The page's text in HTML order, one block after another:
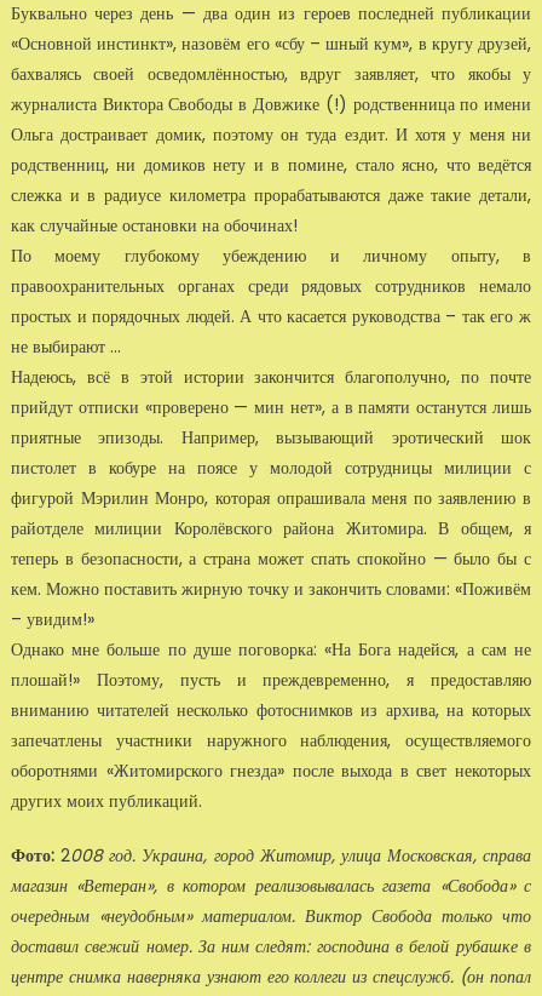
Буквально через день — два один из героев последней публикации
«Основной инстинкт», назовём его «сбу – шный кум», в кругу друзей,
бахвалясь своей осве­домлённостью, вдруг заявляет, что якобы у
журналиста Виктора Свободы в Довжике (!) родственница по имени
Ольга достраивает домик, поэтому он туда ездит. И хотя у меня ни
родственниц, ни домиков нету и в помине, стало ясно, что ведётся
слежка и в радиусе ки­лометра прорабатываются даже такие детали,
как случайные остановки на обочинах!
По моему глубокому убеждению и личному опыту, в
правоохранительных органах среди ря­довых сотрудников немало
простых и порядочных людей. А что касается руководства – так его ж
не выбирают …
Надеюсь, всё в этой истории закончится благополучно, по почте
прийдут отписки «провере­но — мин нет», а в памяти останутся лишь
приятные эпизоды. Например, вызывающий эро­тический шок
пистолет в кобуре на поясе у молодой сотрудницы милиции с
фигурой Мэ­рилин Монро, которая опрашивала меня по заявлению в
райотделе милиции Королёвского района Житомира. В общем, я
теперь в безопасности, а страна может спать спокойно — было бы с
кем. Можно поставить жирную точку и закончить словами: «Поживём
– уви­дим!»
Однако мне больше по душе поговорка: «На Бога надейся, а сам не
плошай!» Поэтому, пусть и преждевременно, я предоставляю
вниманию читателей несколько фотоснимков из архи­ва, на которых
запечатлены участники наружного наблюдения, осуществляемого
оборотня­ми «Житомирского гнезда» после выхода в свет некоторых
других моих публикаций.
Фото:2008 год. Украина, город Житомир, улица Московская, справа
магазин «Ветеран», в котором реализовывалась газета «Свобода» с
очередным «неудобным» материалом. Вик­тор Свобода только что
доставил свежий номер. За ним следят: господина в белой рубаш­ке в
центре снимка наверняка узнают его коллеги из спецслужб. (он попал